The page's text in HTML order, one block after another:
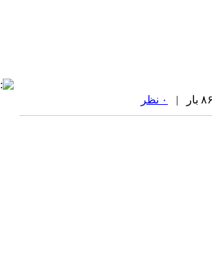
۰ نظر